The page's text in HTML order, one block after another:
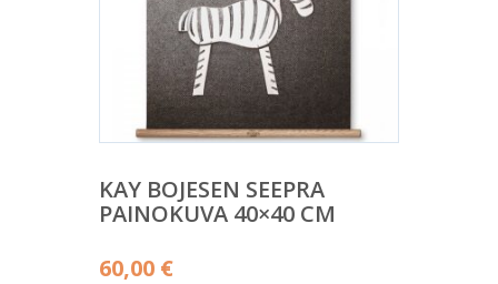
KAY BOJESEN SEEPRA
PAINOKUVA 40×40 CM
60,00 €